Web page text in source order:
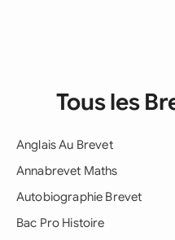
Tous les
Anglais Au Brevet
Annabrevet Maths
Autobiographie Brevet
Bac Pro Histoire